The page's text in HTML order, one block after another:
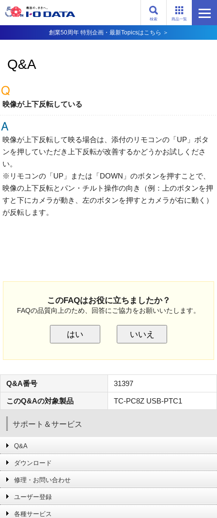
商品一覧
検索
創業50周年 特別企画・最新Topicsはこちら ＞
Q&A
映像が上下反転している
映像が上下反転して映る場合は、添付のリモコンの「UP」ボタ
ンを押していただき上下反転が改善するかどうかお試しくださ
い。
※リモコンの「UP」または「DOWN」のボタンを押すことで、
映像の上下反転とパン・チルト操作の向き（例：上のボタンを押
すと下にカメラが動き、左のボタンを押すとカメラが右に動く）
が反転します。
このFAQはお役に立ちましたか？
FAQの品質向上のため、回答にご協力をお願いいたします。
はい いいえ
Q&A番号 31397
このQ&Aの対象製品 TC-PC8Z USB-PTC1
サポート＆サービス
Q&A
ダウンロード
修理・お問い合わせ
ユーザー登録
各種サービス